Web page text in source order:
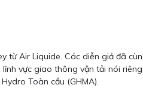
từ Air Liquide. Các diễn giả đã
vực giao thông vận tải nói
Toàn cầu (GHMA).